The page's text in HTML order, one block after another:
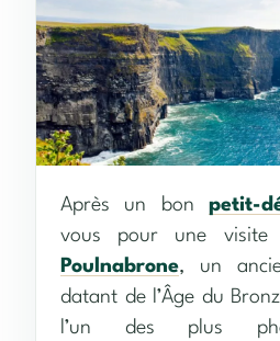
Après un bon petit-
vous pour une
Poulnabrone, un
datant de l’Âge du
l’un des plus